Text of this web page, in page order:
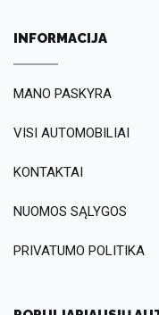
INFORMACIJA
MANO PASKYRA
VISI AUTOMOBILIAI
KONTAKTAI
NUOMOS SĄLYGOS
PRIVATUMO POLITIKA